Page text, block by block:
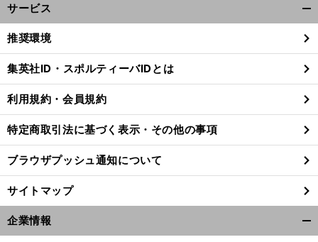
サービス
閉
る
推奨環境
集英社ID・スポルティーバIDとは
利用規約・会員規約
特定商取引法に基づく表示・その他の事項
ブラウザプッシュ通知について
サイトマップ
企業情報